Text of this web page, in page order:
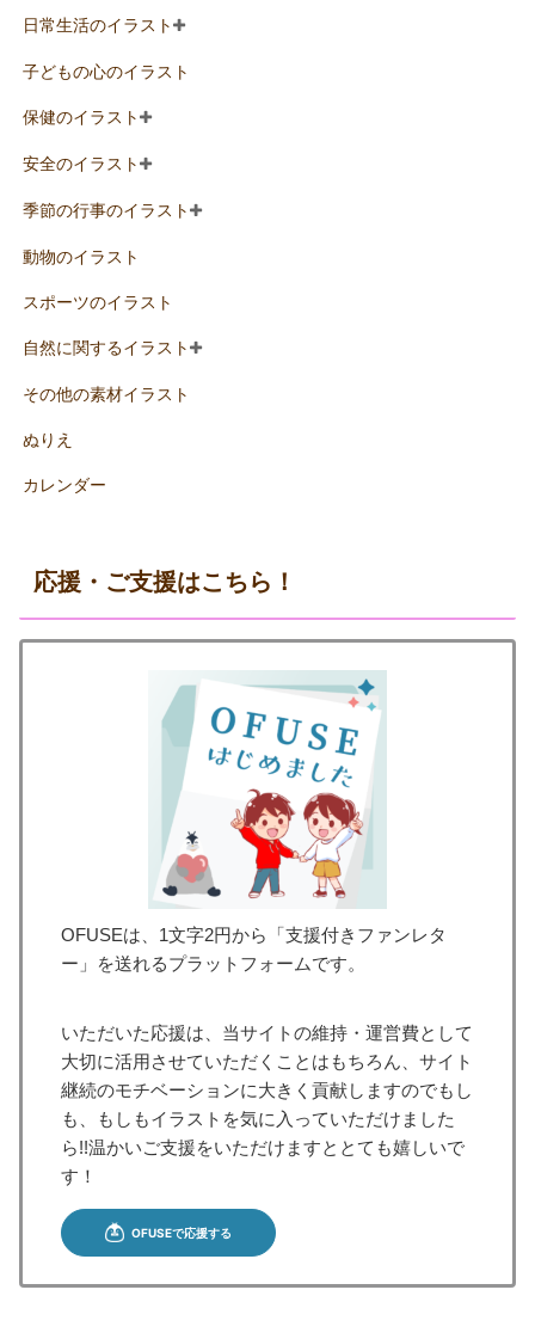
日常生活のイラスト
子どもの心のイラスト
保健のイラスト
安全のイラスト
季節の行事のイラスト
動物のイラスト
スポーツのイラスト
自然に関するイラスト
その他の素材イラスト
ぬりえ
カレンダー
応援・ご支援はこちら！
OFUSEは、1文字2円から「支援付きファンレタ
ー」を送れるプラットフォームです。
いただいた応援は、当サイトの維持・運営費として
大切に活用させていただくことはもちろん、サイト
継続のモチベーションに大きく貢献しますのでもし
も、もしもイラストを気に入っていただけました
ら!!温かいご支援をいただけますととても嬉しいで
す！